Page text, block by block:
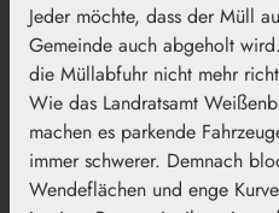
Jeder möchte, dass der Müll
Gemeinde auch abgeholt
die Müllabfuhr nicht mehr
Wie das Landratsamt
machen es parkende
immer schwerer. Demnach
Wendeflächen und enge